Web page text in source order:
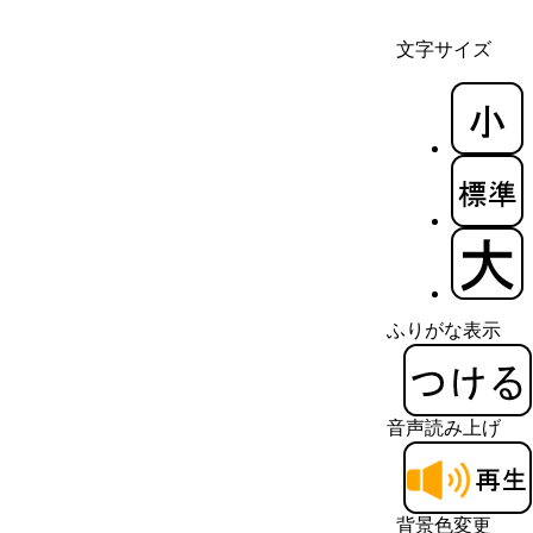
文字サイズ
ふりがな表示
音声読み上げ
背景色変更